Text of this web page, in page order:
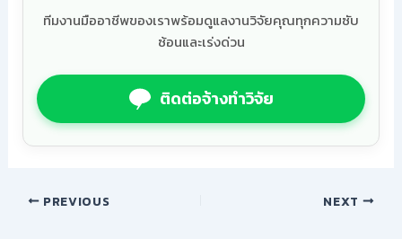
ทีมงานมืออาชีพของเราพร้อมดูแลงานวิจัยคุณทุกความซับ
ซ้อนและเร่งด่วน
ติดต่อจ้างทำวิจัย
PREVIOUS NEXT